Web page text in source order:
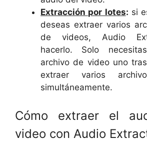
Extracción por lotes: si
deseas extraer varios
de videos, Audio
hacerlo. Solo
archivo de video uno
extraer varios
simultáneamente.
Cómo extraer el
video con Audio